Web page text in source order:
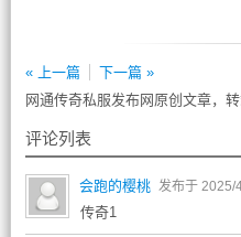
« 上一篇
下一篇 »
网通传奇私服发布网原创文章，
评论列表
会跑的樱桃 发布于 2025/
传奇1